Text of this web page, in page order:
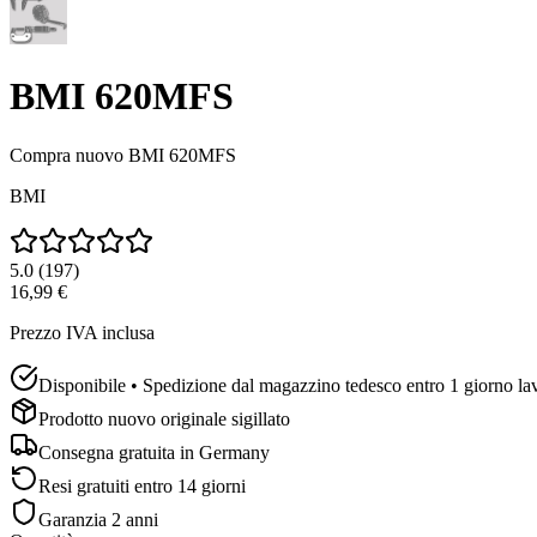
BMI 620MFS
Compra nuovo BMI 620MFS
BMI
5.0 (197)
16,99 €
Prezzo IVA inclusa
Disponibile • Spedizione dal magazzino tedesco entro 1 giorno
Prodotto nuovo originale sigillato
Consegna gratuita in Germany
Resi gratuiti entro 14 giorni
Garanzia 2 anni